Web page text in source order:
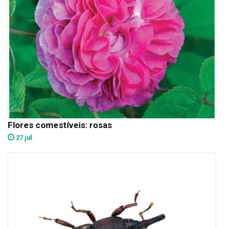
Flores comestíveis: rosas
27 jul